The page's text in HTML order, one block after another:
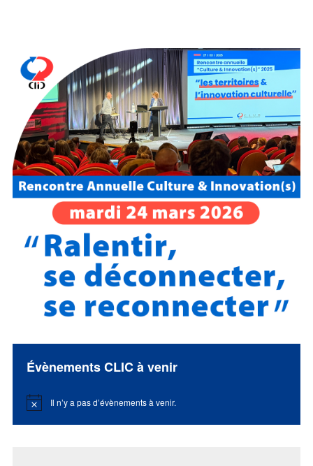
Évènements CLIC à venir
Notice Il n’y a pas d’évènements à venir.